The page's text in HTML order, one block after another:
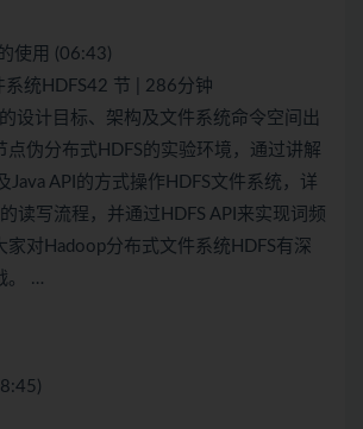
使用 (06:43)
系统HDFS42 节 | 286分钟
设计目标、架构及文件系统命令空间出
点伪分布式HDFS的实验环境，通过讲解
Java API的方式操作HDFS文件系统，详
读写流程，并通过HDFS API来实现词频
家对Hadoop分布式文件系统HDFS有深
。 …